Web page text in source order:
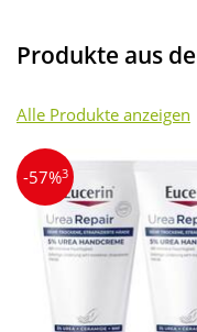
Produkte aus
Alle Produkte anzeigen
-57%3